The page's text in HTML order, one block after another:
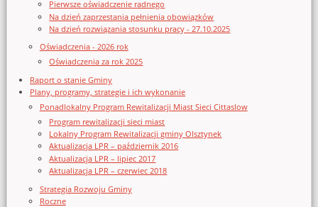
Pierwsze oświadczenie radnego
Na dzień zaprzestania pełnienia obowiązków
Na dzień rozwiązania stosunku pracy - 27.10.2025
Oświadczenia - 2026 rok
Oświadczenia za rok 2025
Raport o stanie Gminy
Plany, programy, strategie i ich wykonanie
Ponadlokalny Program Rewitalizacji Miast Sieci Cittaslow
Program rewitalizacji sieci miast
Lokalny Program Rewitalizacji gminy Olsztynek
Aktualizacja LPR – październik 2016
Aktualizacja LPR – lipiec 2017
Aktualizacja LPR – czerwiec 2018
Strategia Rozwoju Gminy
Roczne